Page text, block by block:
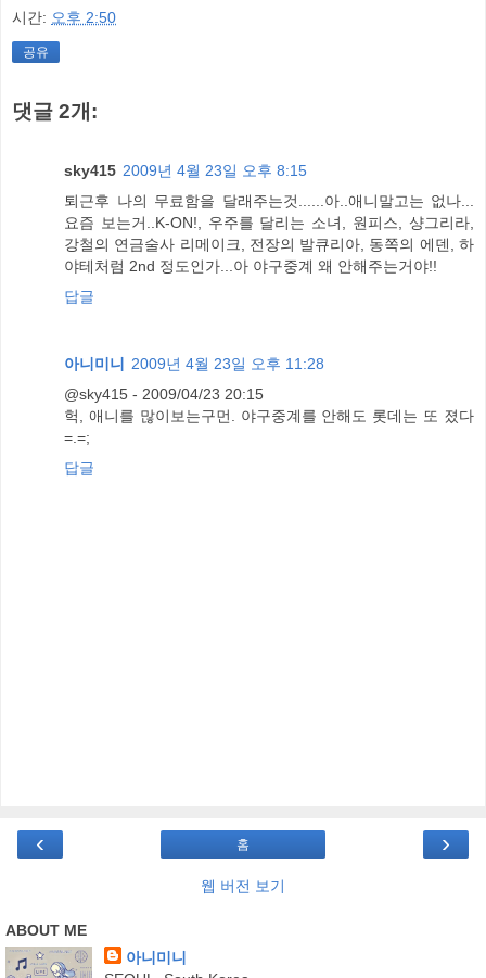
시간: 오후 2:50
공유
댓글 2개:
sky415 2009년 4월 23일 오후 8:15
퇴근후 나의 무료함을 달래주는것......아..애니말고는 없나...
요즘 보는거..K-ON!, 우주를 달리는 소녀, 원피스, 샹그리라,
강철의 연금술사 리메이크, 전장의 발큐리아, 동쪽의 에덴, 하
야테처럼 2nd 정도인가...아 야구중계 왜 안해주는거야!!
답글
아니미니 2009년 4월 23일 오후 11:28
@sky415 - 2009/04/23 20:15
헉, 애니를 많이보는구먼. 야구중계를 안해도 롯데는 또 졌다
=.=;
답글
‹ ›
홈
웹 버전 보기
ABOUT ME
아니미니